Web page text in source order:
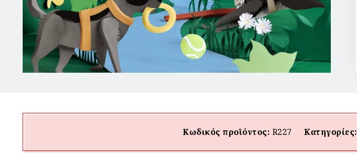
Κωδικός προϊόντος: R227 Κατηγορίες: